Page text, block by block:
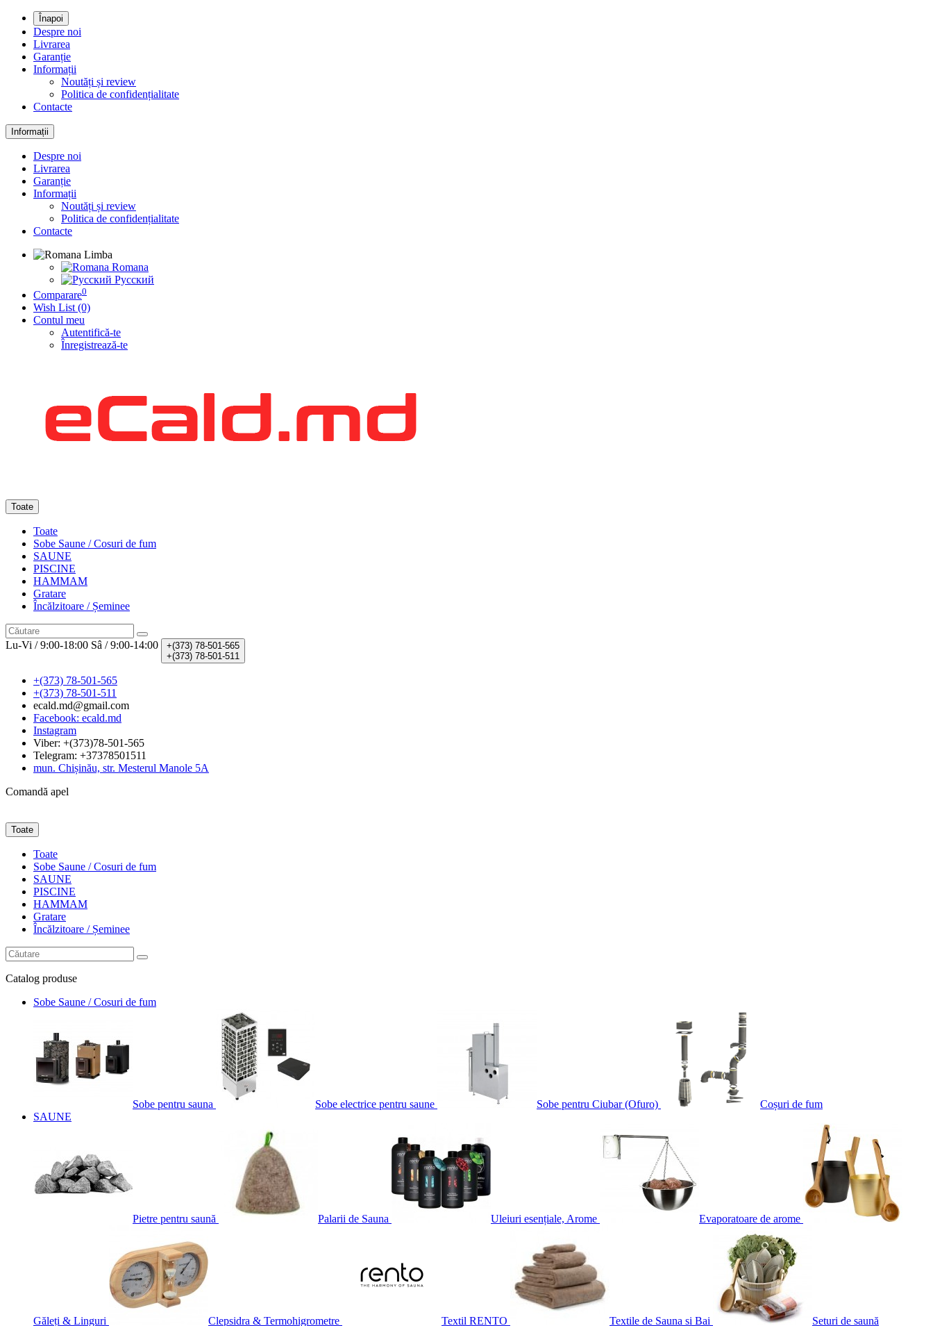
Înapoi
Despre noi
Livrarea
Garanție
Informații
Noutăți și review
Politica de confidențialitate
Contacte
Informații
Despre noi
Livrarea
Garanție
Informații
Noutăți și review
Politica de confidențialitate
Contacte
Limba
Romana
Русский
Comparare0
Wish List (0)
Contul meu
Autentifică-te
Înregistrează-te
Toate
Toate
Sobe Saune / Cosuri de fum
SAUNE
PISCINE
HAMMAM
Gratare
Încălzitoare / Șeminee
Lu-Vi / 9:00-18:00 Sâ / 9:00-14:00 +(373) 78-501-565
+(373) 78-501-511
+(373) 78-501-565
+(373) 78-501-511
ecald.md@gmail.com
Facebook: ecald.md
Instagram
Viber: +(373)78-501-565
Telegram: +37378501511
mun. Chișinău, str. Mesterul Manole 5A
Comandă apel
Toate
Toate
Sobe Saune / Cosuri de fum
SAUNE
PISCINE
HAMMAM
Gratare
Încălzitoare / Șeminee
Catalog produse
Sobe Saune / Cosuri de fum
Sobe pentru sauna Sobe electrice pentru saune Sobe pentru Ciubar (Ofuro)
Coșuri de fum
SAUNE
Pietre pentru saună Palarii de Sauna Uleiuri esențiale, Arome Evaporatoare de arome
Găleți & Linguri Clepsidra & Termohigrometre Textil RENTO Textile de Sauna si Bai Seturi de saună